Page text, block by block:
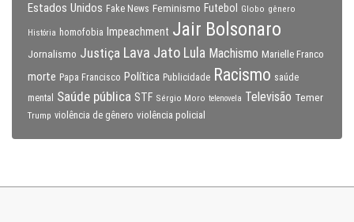
Estados Unidos Fake News Feminismo Futebol Globo gênero
História homofobia Impeachment Jair Bolsonaro
Jornalismo Justiça Lava Jato Lula Machismo Marielle Franco
morte Papa Francisco Política Publicidade Racismo saúde
mental
Saúde pública STF Sérgio Moro telenovela Televisão Temer
Trump violência de gênero violência policial